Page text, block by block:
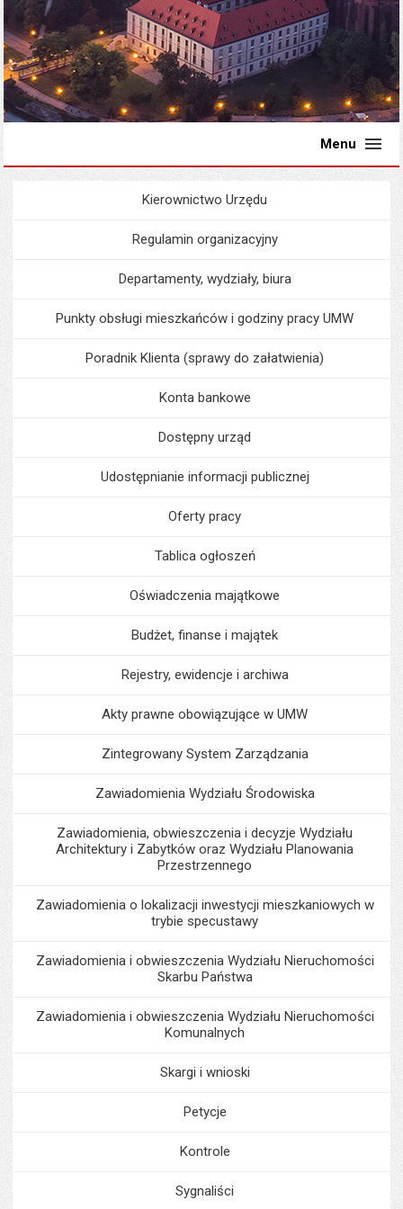
Menu
MenuUrząd Miejski
Kierownictwo Urzędu
Regulamin organizacyjny
Departamenty, wydziały, biura
Punkty obsługi mieszkańców i godziny pracy UMW
Poradnik Klienta (sprawy do załatwienia)
Konta bankowe
Dostępny urząd
Udostępnianie informacji publicznej
Oferty pracy
Tablica ogłoszeń
Oświadczenia majątkowe
Budżet, finanse i majątek
Rejestry, ewidencje i archiwa
Akty prawne obowiązujące w UMW
Zintegrowany System Zarządzania
Zawiadomienia Wydziału Środowiska
Zawiadomienia, obwieszczenia i decyzje Wydziału
Architektury i Zabytków oraz Wydziału Planowania
Przestrzennego
Zawiadomienia o lokalizacji inwestycji mieszkaniowych w
trybie specustawy
Zawiadomienia i obwieszczenia Wydziału Nieruchomości
Skarbu Państwa
Zawiadomienia i obwieszczenia Wydziału Nieruchomości
Komunalnych
Skargi i wnioski
Petycje
Kontrole
Sygnaliści